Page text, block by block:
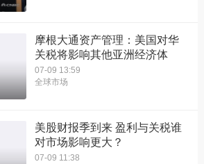
摩根大通资产管理：美国对华
关税将影响其他亚洲经济体
07-09 13:59
全球市场
美股财报季到来 盈利与关税谁
对市场影响更大？
07-09 11:38